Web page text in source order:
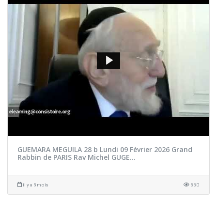
GUEMARA MEGUILA 28 b Lundi 09 Février 2026 Grand
Rabbin de PARIS Rav Michel GUGE...
il y a 6 mois 550